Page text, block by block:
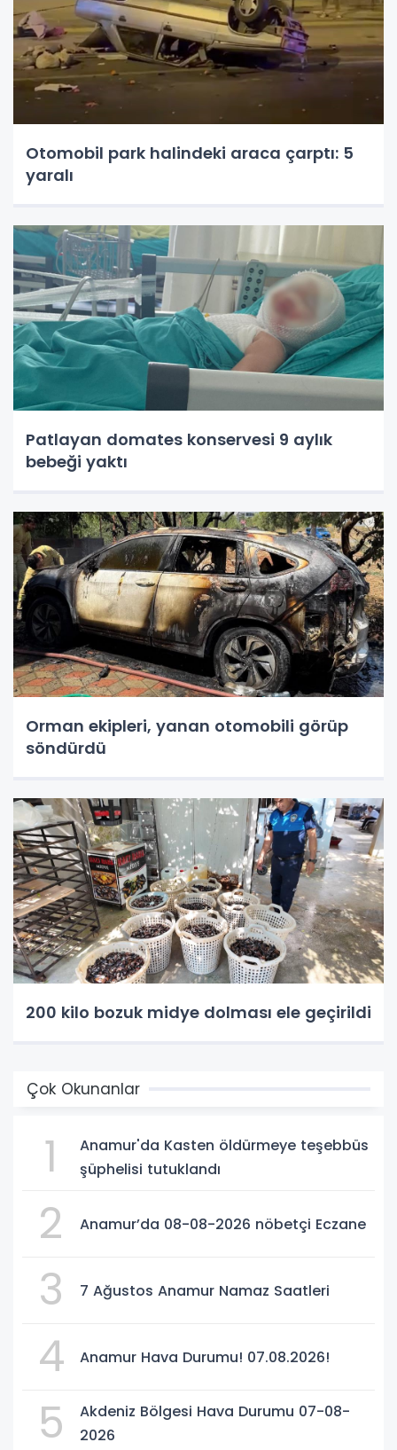
Otomobil park halindeki araca çarptı: 5
yaralı
Patlayan domates konservesi 9 aylık
bebeği yaktı
Orman ekipleri, yanan otomobili görüp
söndürdü
200 kilo bozuk midye dolması ele geçirildi
Çok Okunanlar
1
Anamur'da Kasten öldürmeye teşebbüs
şüphelisi tutuklandı
2 Anamur’da 08-08-2026 nöbetçi Eczane
3 7 Ağustos Anamur Namaz Saatleri
4 Anamur Hava Durumu! 07.08.2026!
5
Akdeniz Bölgesi Hava Durumu 07-08-
2026